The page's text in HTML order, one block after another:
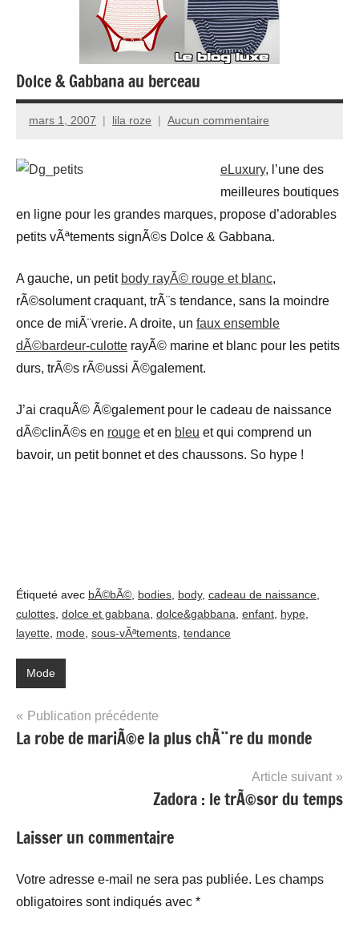
Dolce & Gabbana au berceau
mars 1, 2007 lila roze Aucun commentaire
eLuxury, l’une des
meilleures boutiques
en ligne pour les grandes marques, propose d’adorables
petits vÃªtements signÃ©s Dolce & Gabbana.
A gauche, un petit body rayÃ© rouge et blanc,
rÃ©solument craquant, trÃ¨s tendance, sans la moindre
once de miÃ¨vrerie. A droite, un faux ensemble
dÃ©bardeur-culotte rayÃ© marine et blanc pour les petits
durs, trÃ©s rÃ©ussi Ã©galement.
J’ai craquÃ© Ã©galement pour le cadeau de naissance
dÃ©clinÃ©s en rouge et en bleu et qui comprend un
bavoir, un petit bonnet et des chaussons. So hype !
Étiqueté avec bÃ©bÃ© bodies body, cadeau de naissance
culottes dolce et gabbana dolce&gabbana enfant hype
layette mode sous-vÃªtements tendance
Mode
Navigation
de
Publication précédente
La robe de mariÃ©e la plus chÃ¨re du monde
Article suivant
Zadora : le trÃ©sor du temps
Laisser un commentaire
Votre adresse e-mail ne sera pas publiée. Les champs
obligatoires sont indiqués avec *